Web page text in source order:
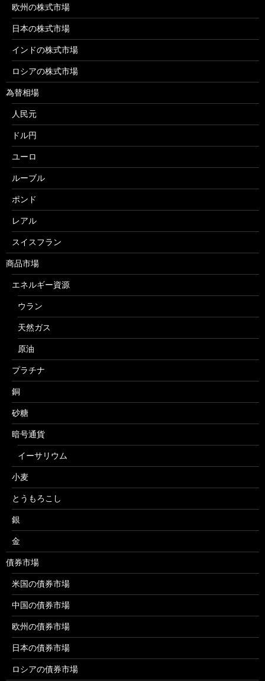
欧州の株式市場
日本の株式市場
インドの株式市場
ロシアの株式市場
為替相場
人民元
ドル円
ユーロ
ルーブル
ポンド
レアル
スイスフラン
商品市場
エネルギー資源
ウラン
天然ガス
原油
プラチナ
銅
砂糖
暗号通貨
イーサリウム
小麦
とうもろこし
銀
金
債券市場
米国の債券市場
中国の債券市場
欧州の債券市場
日本の債券市場
ロシアの債券市場